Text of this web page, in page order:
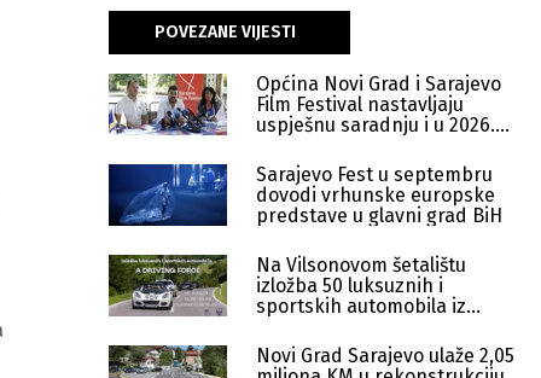
POVEZANE VIJESTI
Općina Novi Grad i Sarajevo
Film Festival nastavljaju
uspješnu saradnju i u 2026.
Sarajevo Fest u septembru
dovodi vrhunske europske
predstave u glavni grad BiH
Na Vilsonovom šetalištu
izložba 50 luksuznih i
sportskih automobila iz
Novi Grad Sarajevo ulaže 2,05